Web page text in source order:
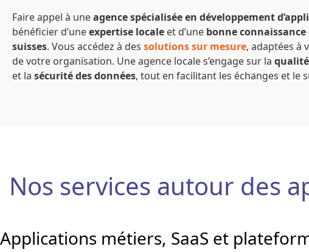
Faire appel à uneagence spécialisée en développement
bénéficier d’uneexpertise locale et d’une bonne
suisses. Vous accédez à des solutions sur mesure, adaptées à
de votre organisation. Une agence locale s’engage sur la
et la sécurité des données, tout en facilitant les échanges et le
Nos services autour des
Applications métiers, SaaS et